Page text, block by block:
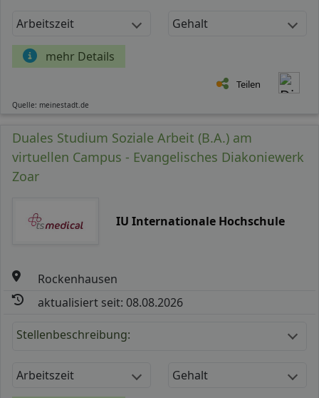
Arbeitszeit Gehalt
mehr Details
Teilen
Quelle: meinestadt.de
Duales Studium Soziale Arbeit (B.A.) am
virtuellen Campus - Evangelisches Diakoniewerk
Zoar
IU Internationale Hochschule
Rockenhausen
aktualisiert seit: 08.08.2026
Stellenbeschreibung:
Arbeitszeit Gehalt